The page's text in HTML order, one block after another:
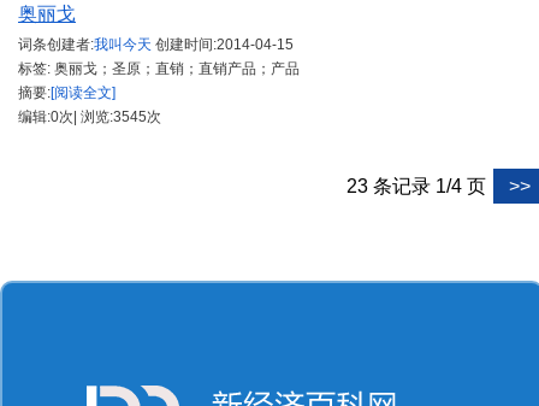
奥丽戈
词条创建者:我叫今天 创建时间:2014-04-15
标签: 奥丽戈；圣原；直销；直销产品；产品
摘要:[阅读全文]
编辑:0次| 浏览:3545次
23 条记录 1/4 页 >>